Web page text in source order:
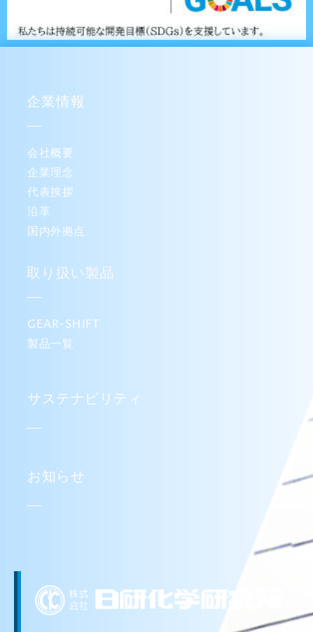
企業情報
会社概要
企業理念
代表挨拶
沿革
国内外拠点
取り扱い製品
GEAR-SHIFT
製品一覧
サステナビリティ
お知らせ